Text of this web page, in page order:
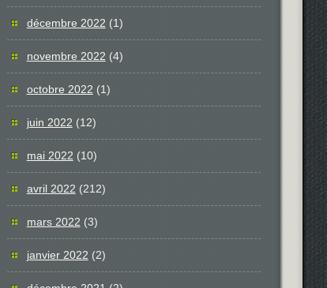
décembre 2022 (1)
novembre 2022 (4)
octobre 2022 (1)
juin 2022 (12)
mai 2022 (10)
avril 2022 (212)
mars 2022 (3)
janvier 2022 (2)